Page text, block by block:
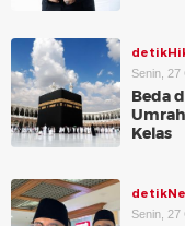
Senin, 27
Beda
Kelas
Senin, 27